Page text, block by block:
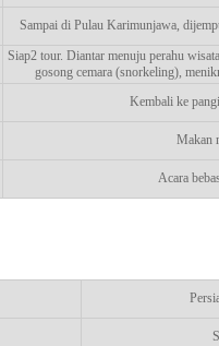
Sampai di Pulau Karimunjawa,
Siap2 tour. Diantar menuju perahu
gosong cemara (snorkeling),
Kembali ke
Makan
Acara